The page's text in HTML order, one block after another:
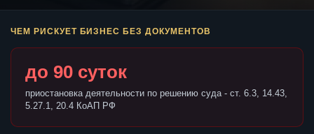
ЧЕМ РИСКУЕТ БИЗНЕС БЕЗ ДОКУМЕНТОВ
до 90 суток
приостановка деятельности по решению суда - ст. 6.3, 14.43,
5.27.1, 20.4 КоАП РФ